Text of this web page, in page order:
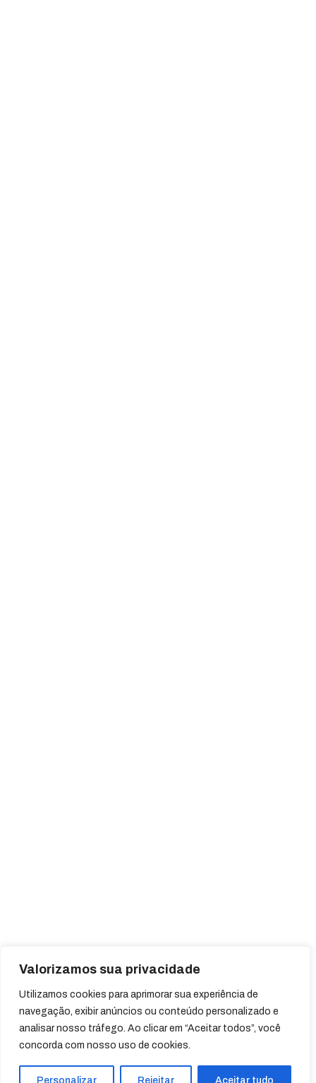
Valorizamos sua privacidade
Utilizamos cookies para aprimorar sua experiência de
navegação, exibir anúncios ou conteúdo personalizado e
analisar nosso tráfego. Ao clicar em “Aceitar todos”, você
concorda com nosso uso de cookies.
Personalizar Rejeitar Aceitar tudo